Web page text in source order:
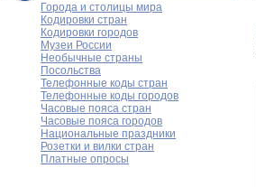
Города и столицы мира
Кодировки стран
Кодировки городов
Музеи России
Необычные страны
Посольства
Телефонные коды стран
Телефонные коды городов
Часовые пояса стран
Часовые пояса городов
Национальные праздники
Розетки и вилки стран
Платные опросы